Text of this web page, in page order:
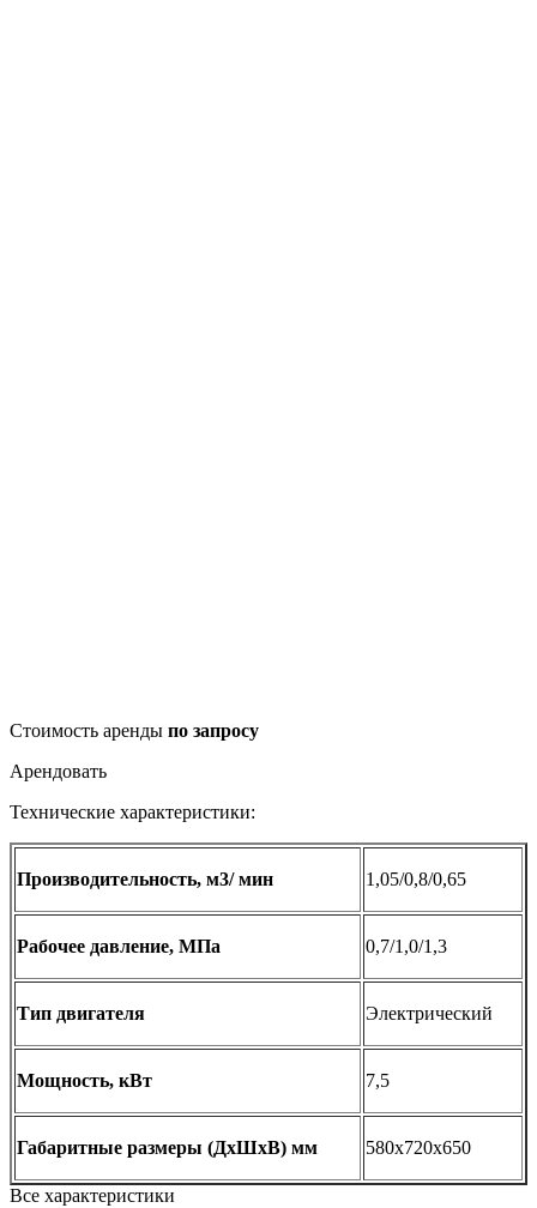
Стоимость аренды по запросу
Арендовать
Технические характеристики:
Производительность, м3/ мин 1,05/0,8/0,65
Рабочее давление, МПа 0,7/1,0/1,3
Тип двигателя Электрический
Мощность, кВт 7,5
Габаритные размеры (ДхШхВ) мм 580х720х650
Все характеристики